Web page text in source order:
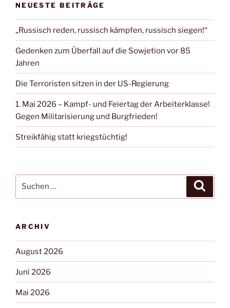
NEUESTE BEITRÄGE
„Russisch reden, russisch kämpfen, russisch siegen!“
Gedenken zum Überfall auf die Sowjetion vor 85
Jahren
Die Terroristen sitzen in der US-Regierung
1. Mai 2026 – Kampf- und Feiertag der Arbeiterklasse!
Gegen Militarisierung und Burgfrieden!
Streikfähig statt kriegstüchtig!
ARCHIV
August 2026
Juni 2026
Mai 2026